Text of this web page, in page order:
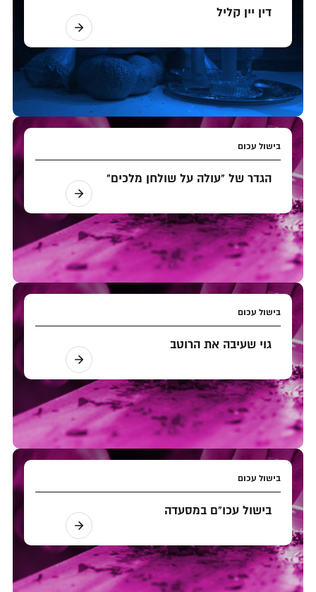
דין יין קליל
בישול עכום
הגדר של "עולה על שולחן מלכים"
בישול עכום
גוי שעיבה את הרוטב
בישול עכום
בישול עכו"ם במסעדה